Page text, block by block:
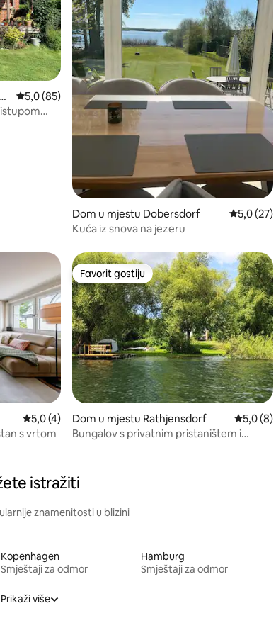
Prosječna ocjena: 5,0 od 5, recenzija: 85
5,0 (85)
Dom u mjestu Dobersdorf
5,0 (27)
Kuća iz snova na jezeru
Prosječna ocjena: 5,0 od 5, recenzija: 4
5,0 (4)
s vrtom
Favorit gostiju
Favorit gostiju
Dom u mjestu Rathjensdorf
5,0 (8)
Bungalov s privatnim pristaništem i
istražiti
znamenitosti u blizini
Kopenhagen
Smještaji za odmor
Hamburg
Smještaji za odmor
Prikaži više